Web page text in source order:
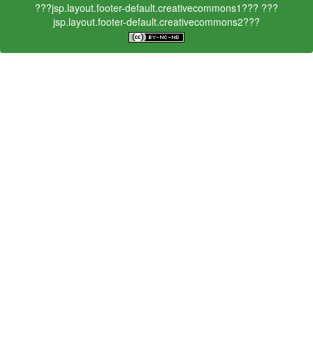
???jsp.layout.footer-default.creativecommons1??? ???
jsp.layout.footer-default.creativecommons2???